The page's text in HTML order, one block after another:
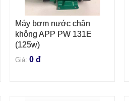
THÊM VÀO GIỎ HÀNG
Máy bơm nước chân
không APP PW 131E
(125w)
Giá: 0 đ